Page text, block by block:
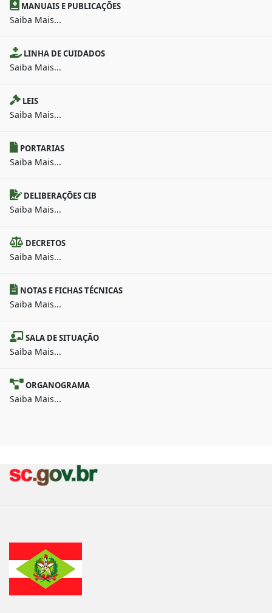
MANUAIS E PUBLICAÇÕES
Saiba Mais...
LINHA DE CUIDADOS
Saiba Mais...
LEIS
Saiba Mais...
PORTARIAS
Saiba Mais...
DELIBERAÇÕES CIB
Saiba Mais...
DECRETOS
Saiba Mais...
NOTAS E FICHAS TÉCNICAS
Saiba Mais...
SALA DE SITUAÇÃO
Saiba Mais...
ORGANOGRAMA
Saiba Mais...